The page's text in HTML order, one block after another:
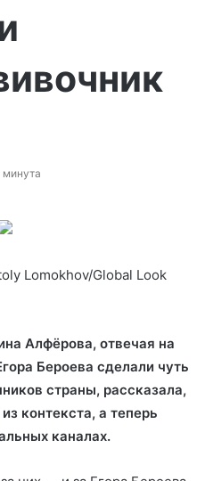
минута
Lomokhov/Global Look
Алфёрова, отвечая на
Бероева сделали чуть
страны, рассказала,
контекста, а теперь
каналах.